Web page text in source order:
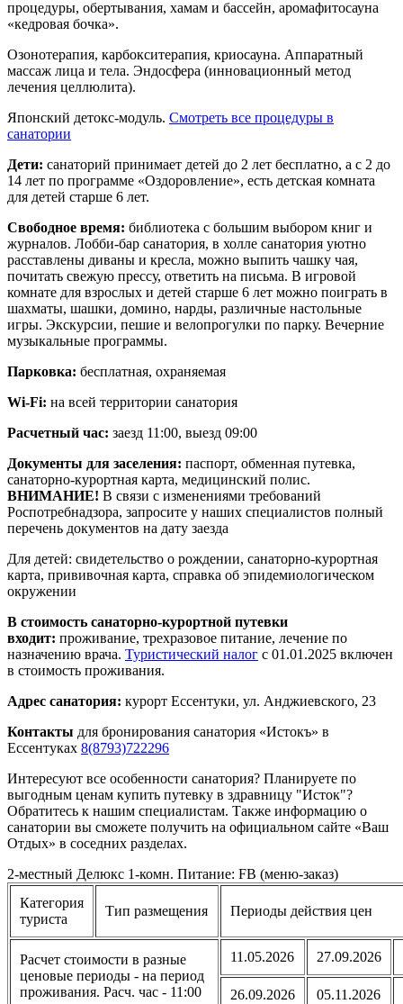
процедуры, обертывания, хамам и бассейн, аромафитосауна
«кедровая бочка».
Озонотерапия, карбокситерапия, криосауна. Аппаратный
массаж лица и тела. Эндосфера (инновационный метод
лечения целлюлита).
Японский детокс-модуль. Смотреть все процедуры в
санатории
Дети: санаторий принимает детей до 2 лет бесплатно, а с 2 до
14 лет по программе «Оздоровление», есть детская комната
для детей старше 6 лет.
Свободное время: библиотека с большим выбором книг и
журналов. Лобби-бар санатория, в холле санатория уютно
расставлены диваны и кресла, можно выпить чашку чая,
почитать свежую прессу, ответить на письма. В игровой
комнате для взрослых и детей старше 6 лет можно поиграть в
шахматы, шашки, домино, нарды, различные настольные
игры. Экскурсии, пешие и велопрогулки по парку. Вечерние
музыкальные программы.
Парковка: бесплатная, охраняемая
Wi-Fi: на всей территории санатория
Расчетный час: заезд 11:00, выезд 09:00
Документы для заселения: паспорт, обменная путевка,
санаторно-курортная карта, медицинский полис.
ВНИМАНИЕ! В связи с изменениями требований
Роспотребнадзора, запросите у наших специалистов полный
перечень документов на дату заезда
Для детей: свидетельство о рождении, санаторно-курортная
карта, прививочная карта, справка об эпидемиологическом
окружении
В стоимость санаторно-курортной путевки
входит: проживание, трехразовое питание, лечение по
назначению врача. Туристический налог с 01.01.2025 включен
в стоимость проживания.
Адрес санатория: курорт Ессентуки, ул. Анджиевского, 23
Контакты для бронирования санатория «Истокъ» в
Ессентуках 8(8793)722296
Интересуют все особенности санатория? Планируете по
выгодным ценам купить путевку в здравницу "Исток"?
Обратитесь к нашим специалистам. Также информацию о
санатории вы сможете получить на официальном сайте «Ваш
Отдых» в соседних разделах.
2-местный Делюкс 1-комн. Питание: FB (меню-заказ)
Категория
туриста
Тип размещения Периоды действия цен
Расчет стоимости в разные
ценовые периоды - на период
проживания. Расч. час - 11:00
11.05.2026 27.09.2026
26.09.2026 05.11.2026